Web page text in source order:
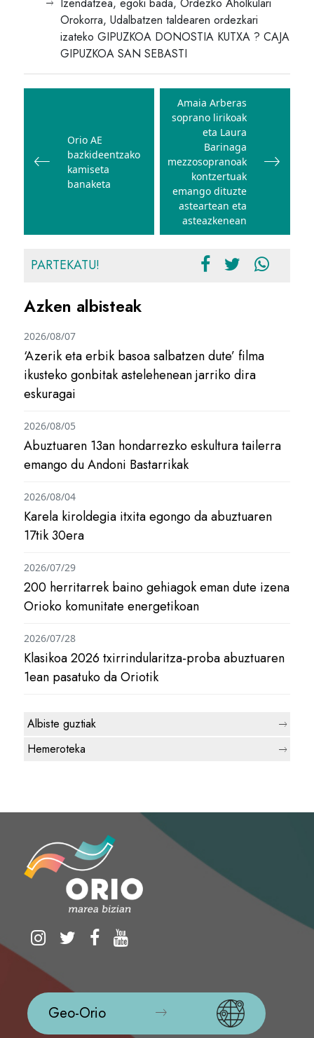
Izendatzea, egoki bada, Ordezko Aholkulari
Orokorra, Udalbatzen taldearen ordezkari
izateko GIPUZKOA DONOSTIA KUTXA ? CAJA
GIPUZKOA SAN SEBASTI
Bidalketetan
Orio AE
bazkideentzako
kamiseta
banaketa
Amaia Arberas
soprano lirikoak
eta Laura
Barinaga
mezzosopranoak
kontzertuak
emango dituzte
asteartean eta
asteazkenean
PARTEKATU!
Azken albisteak
‘Azerik eta erbik basoa salbatzen dute’ filma
ikusteko gonbitak astelehenean jarriko dira
eskuragai
2026/08/07
Abuztuaren 13an hondarrezko eskultura tailerra
emango du Andoni Bastarrikak
2026/08/05
Karela kiroldegia itxita egongo da abuztuaren
17tik 30era
2026/08/04
200 herritarrek baino gehiagok eman dute izena
Orioko komunitate energetikoan
2026/07/29
Klasikoa 2026 txirrindularitza-proba abuztuaren
1ean pasatuko da Oriotik
2026/07/28
Albiste guztiak
Hemeroteka
Geo-Orio